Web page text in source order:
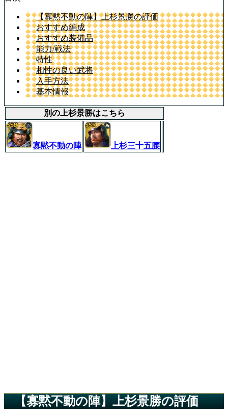
【寡黙不動の陣】上杉景勝の評価
おすすめ編成
おすすめ装備品
能力/戦法
特性
相性の良い武将
入手方法
基本情報
別の上杉景勝はこちら
寡黙不動の陣 上杉三十五腰
【寡黙不動の陣】上杉景勝の評価